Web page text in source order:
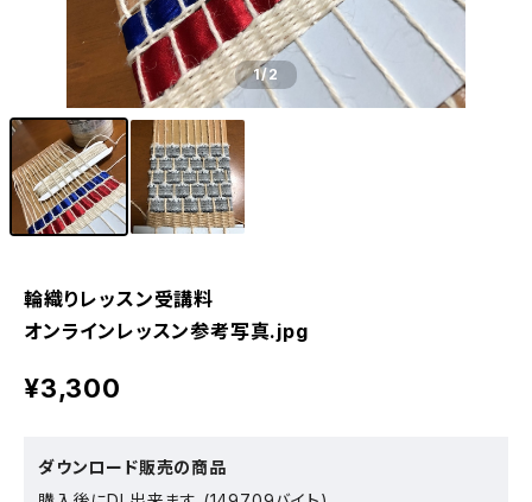
1/2
輪織りレッスン受講料
オンラインレッスン参考写真.jpg
¥3,300
ダウンロード販売の商品